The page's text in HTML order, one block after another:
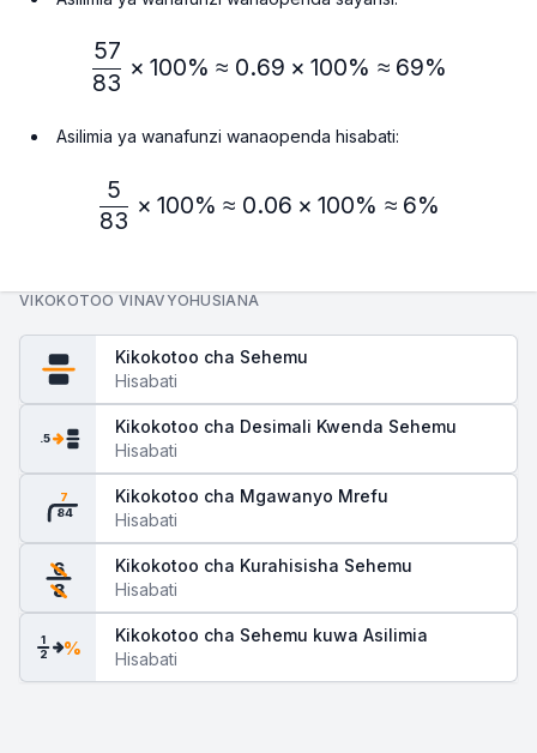
\frac{57}{83} × 100\% ≈
83
57
× 100% ≈ 0.69 × 100% ≈ 69%
Asilimia ya wanafunzi wanaopenda hisabati:
\frac{5}{83} × 100\% ≈
83
5
× 100% ≈ 0.06 × 100% ≈ 6%
VIKOKOTOO VINAVYOHUSIANA
Kikokotoo cha Sehemu
Hisabati
.5
Kikokotoo cha Desimali Kwenda Sehemu
Hisabati
84
7
Kikokotoo cha Mgawanyo Mrefu
Hisabati
6
8
Kikokotoo cha Kurahisisha Sehemu
Hisabati
1
2 %
Kikokotoo cha Sehemu kuwa Asilimia
Hisabati